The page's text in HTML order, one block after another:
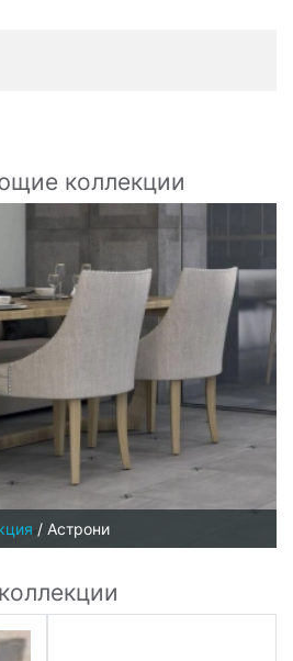
коллекции
/ Астрони